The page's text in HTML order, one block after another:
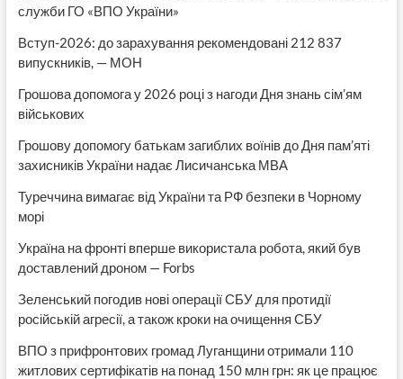
служби ГО «ВПО України»
Вступ-2026: до зарахування рекомендовані 212 837
випускників, — МОН
Грошова допомога у 2026 році з нагоди Дня знань сім’ям
військових
Грошову допомогу батькам загиблих воїнів до Дня пам’яті
захисників України надає Лисичанська МВА
Туреччина вимагає від України та РФ безпеки в Чорному
морі
Україна на фронті вперше використала робота, який був
доставлений дроном — Forbs
Зеленський погодив нові операції СБУ для протидії
російській агресії, а також кроки на очищення СБУ
ВПО з прифронтових громад Луганщини отримали 110
житлових сертифікатів на понад 150 млн грн: як це працює